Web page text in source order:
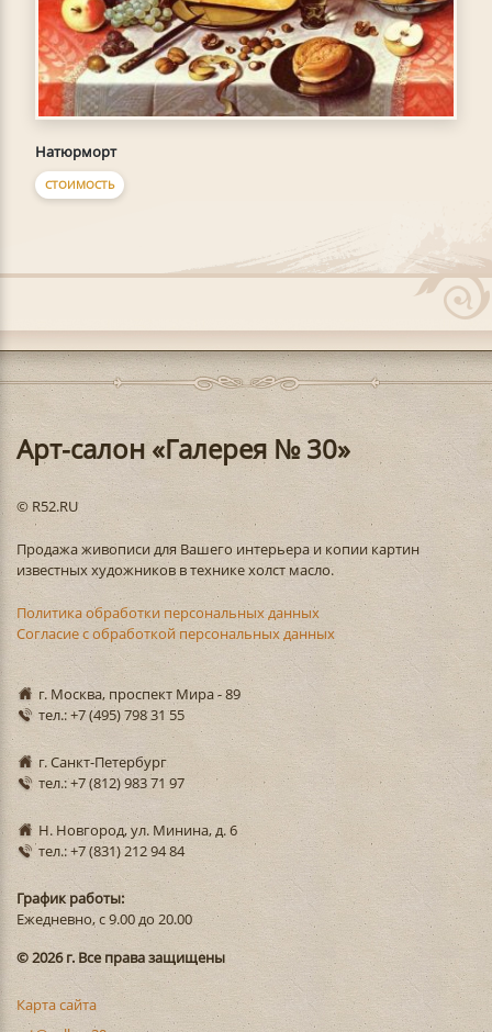
Натюрморт
СТОИМОСТЬ
Арт-салон «Галерея № 30»
© R52.RU
Продажа живописи для Вашего интерьера и копии картин
известных художников в технике холст масло.
Политика обработки персональных данных
Согласие с обработкой персональных данных
г. Москва, проспект Мира - 89
тел.: +7 (495) 798 31 55
г. Санкт-Петербург
тел.: +7 (812) 983 71 97
Н. Новгород, ул. Минина, д. 6
тел.: +7 (831) 212 94 84
График работы:
Ежедневно, с 9.00 до 20.00
© 2026 г. Все права защищены
Карта сайта